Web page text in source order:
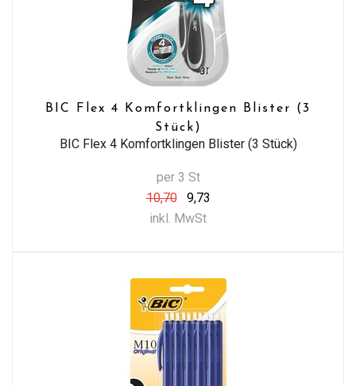
BIC Flex 4 Komfortklingen Blister (3
Stück)
BIC Flex 4 Komfortklingen Blister (3 Stück)
per 3 St
10,70
9,73
inkl. MwSt